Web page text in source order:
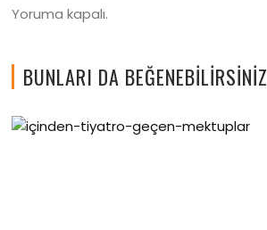
Yoruma kapalı.
BUNLARI DA BEĞENEBILIRSINIZ